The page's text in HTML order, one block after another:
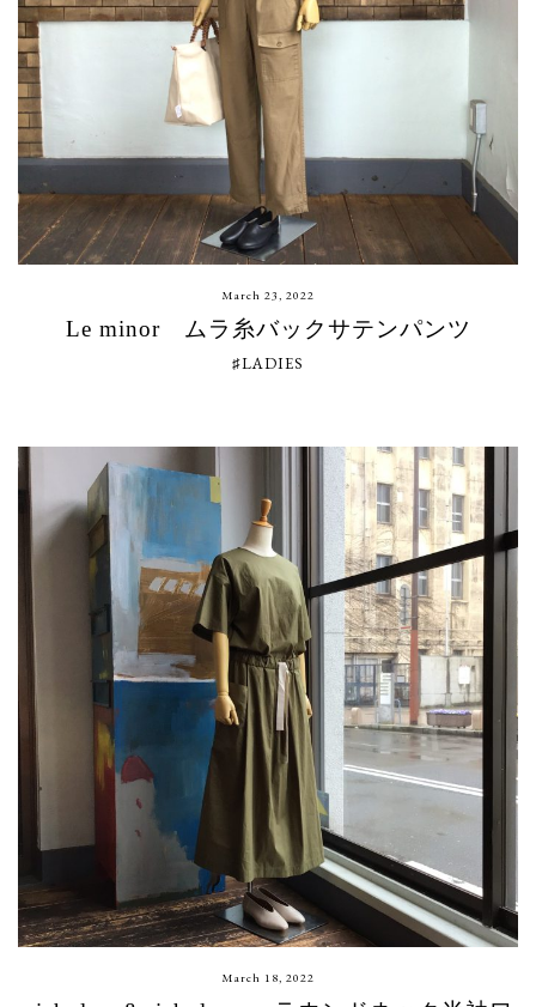
March 23, 2022
Le minor ムラ糸バックサテンパンツ
♯LADIES
March 18, 2022